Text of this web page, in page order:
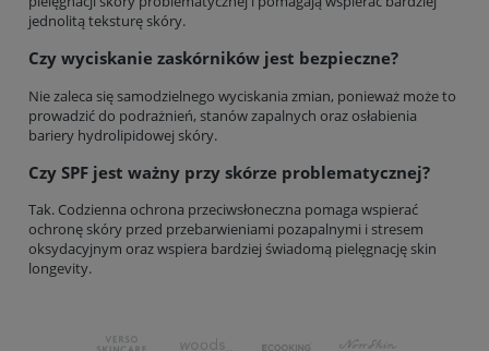
jednolitą teksturę skóry.
Czy wyciskanie zaskórników jest bezpieczne?
Nie zaleca się samodzielnego wyciskania zmian, ponieważ może to
prowadzić do podrażnień, stanów zapalnych oraz osłabienia
bariery hydrolipidowej skóry.
Czy SPF jest ważny przy skórze problematycznej?
Tak. Codzienna ochrona przeciwsłoneczna pomaga wspierać
ochronę skóry przed przebarwieniami pozapalnymi i stresem
oksydacyjnym oraz wspiera bardziej świadomą pielęgnację skin
longevity.